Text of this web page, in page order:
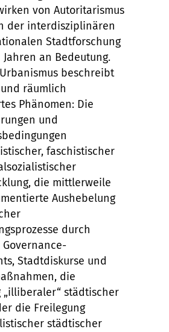
von Autoritarismus
der interdisziplinären
Stadtforschung
an Bedeutung.
beschreibt
räumlich
Phänomen: Die
und
faschistischer
die mittlerweile
Aushebelung
durch
Stadtdiskurse und
die
„illiberaler“ städtischer
die Freilegung
städtischer